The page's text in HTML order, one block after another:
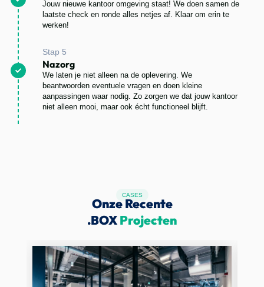
Jouw nieuwe kantoor omgeving staat! We doen samen de
laatste check en ronde alles netjes af. Klaar om erin te
werken!
Stap 5
Nazorg
We laten je niet alleen na de oplevering. We
beantwoorden eventuele vragen en doen kleine
aanpassingen waar nodig. Zo zorgen we dat jouw kantoor
niet alleen mooi, maar ook écht functioneel blijft.
CASES
Onze Recente
.BOXProjecten